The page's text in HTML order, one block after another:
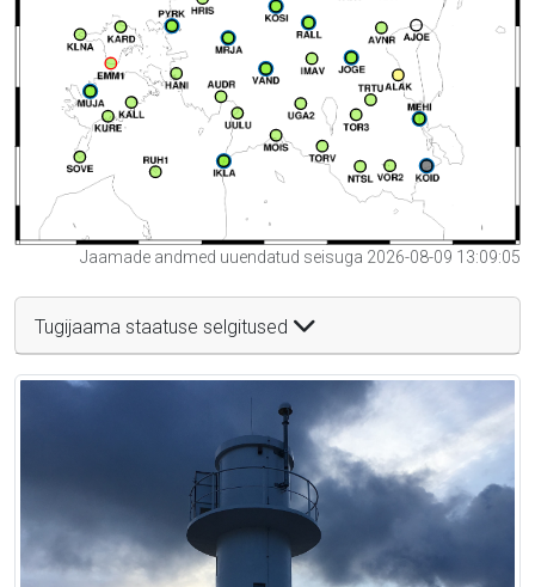
Jaamade andmed uuendatud seisuga 2026-08-09 13:09:05
Tugijaama staatuse selgitused